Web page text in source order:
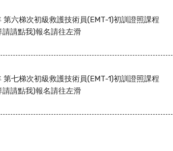
第六梯次初級救護技術員(EMT-1)初訓證照課程
請點我)報名請往左滑
第七梯次初級救護技術員(EMT-1)初訓證照課程
請點我)報名請往左滑